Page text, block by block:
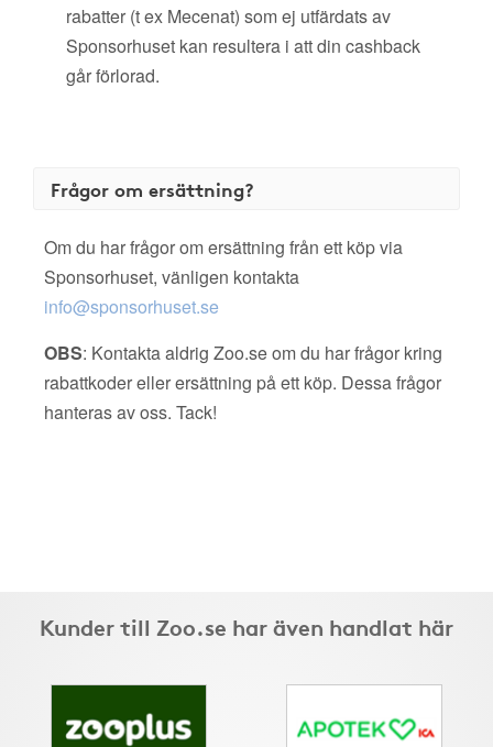
rabatter (t ex Mecenat) som ej utfärdats av
Sponsorhuset kan resultera i att din cashback
går förlorad.
Frågor om ersättning?
Om du har frågor om ersättning från ett köp via
Sponsorhuset, vänligen kontakta
info@sponsorhuset.se
OBS: Kontakta aldrig Zoo.se om du har frågor kring
rabattkoder eller ersättning på ett köp. Dessa frågor
hanteras av oss. Tack!
Kunder till Zoo.se har även handlat här